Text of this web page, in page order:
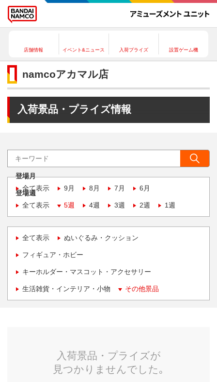
店舗情報 イベント&ニュース 入荷プライズ 設置ゲーム機
namcoアカマル店
入荷景品・プライズ情報
登場月
全て表示
9月 8月 7月 6月
登場週
全て表示
5週 4週 3週 2週 1週
全て表示 ぬいぐるみ・クッション
フィギュア・ホビー
キーホルダー・マスコット・アクセサリー
生活雑貨・インテリア・小物 その他景品